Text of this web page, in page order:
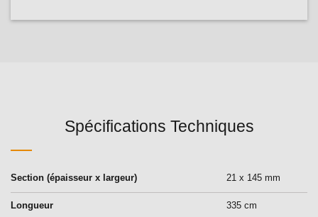
Spécifications Techniques
Section (épaisseur x largeur) 21 x 145 mm
Longueur 335 cm